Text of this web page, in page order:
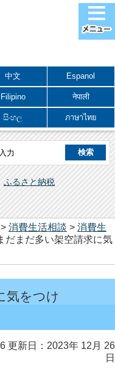
中文 Espanol
Filipino नेपाली
සිංහල ภาษาไทย
ふるさと納税
> 消費生活相談 > 消費生
だまだ多い架空請求に気
気をつけ
更新日：2023年 12月 26
日